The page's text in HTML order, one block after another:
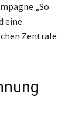
„So
eine
Zentrale